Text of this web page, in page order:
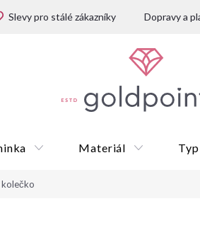
Slevy pro stálé zákazníky Dopravy a
Materiál
kolečko